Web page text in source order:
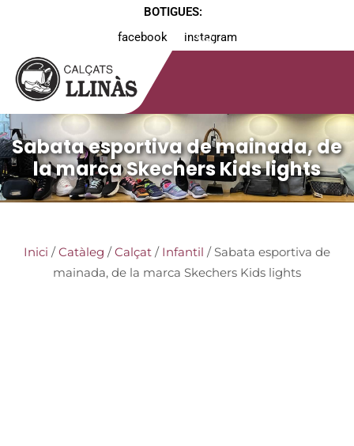
BOTIGUES:
facebook
instagram
Sabata esportiva de mainada, de
la marca Skechers Kids lights
Inici /Catàleg /Calçat / Infantil / Sabata esportiva de
mainada, de la marca Skechers Kids lights